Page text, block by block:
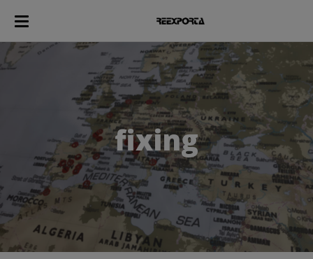
fixing